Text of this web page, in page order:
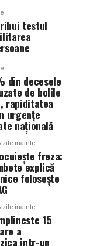
testul
din decesele
de bolile
rapiditatea
urgențe
națională
zile inainte
freza:
explică
folosește
zile inainte
15
a
intr-un